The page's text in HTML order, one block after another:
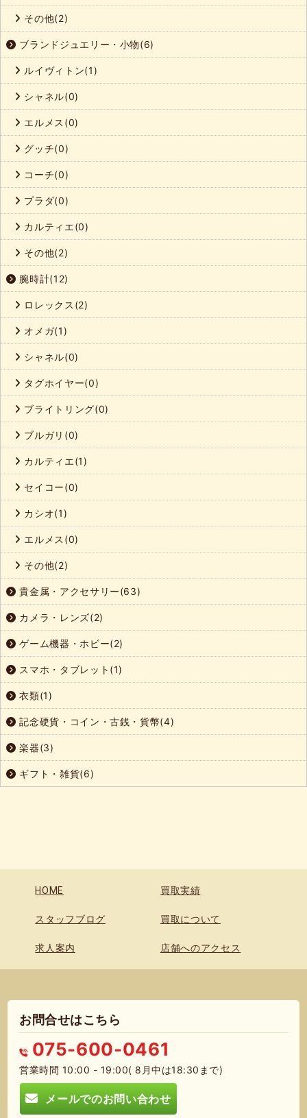
その他(2)
ブランドジュエリー・小物(6)
ルイヴィトン(1)
シャネル(0)
エルメス(0)
グッチ(0)
コーチ(0)
プラダ(0)
カルティエ(0)
その他(2)
腕時計(12)
ロレックス(2)
オメガ(1)
シャネル(0)
タグホイヤー(0)
ブライトリング(0)
ブルガリ(0)
カルティエ(1)
セイコー(0)
カシオ(1)
エルメス(0)
その他(2)
貴金属・アクセサリー(63)
カメラ・レンズ(2)
ゲーム機器・ホビー(2)
スマホ・タブレット(1)
衣類(1)
記念硬貨・コイン・古銭・貨幣(4)
楽器(3)
ギフト・雑貨(6)
HOME 買取実績
スタッフブログ 買取について
求人案内 店舗へのアクセス
お問合せはこちら
075-600-0461
営業時間 10:00 - 19:00( 8月中は18:30まで)
メールでのお問い合わせ